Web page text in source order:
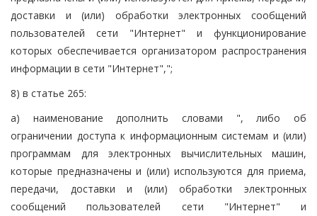
доставки и (или) обработки электронных сообщений
пользователей сети "Интернет" и функционирование
которых обеспечивается организатором распространения
информации в сети "Интернет",";
8) в статье 265:
а) наименование дополнить словами ", либо об
ограничении доступа к информационным системам и (или)
программам для электронных вычислительных машин,
которые предназначены и (или) используются для приема,
передачи, доставки и (или) обработки электронных
сообщений пользователей сети "Интернет" и